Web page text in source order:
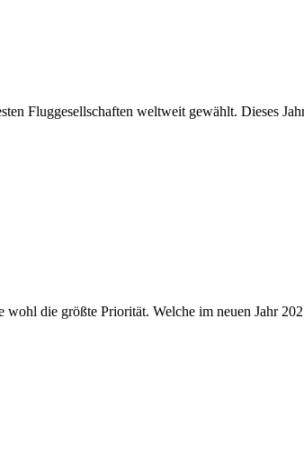
Fluggesellschaften weltweit gewählt. Dieses
die größte Priorität. Welche im neuen Jahr